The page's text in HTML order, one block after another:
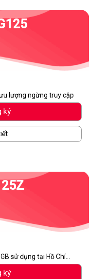
lượng ngừng truy cập
ký
Cà Mau, Bạc Liêu,
ký